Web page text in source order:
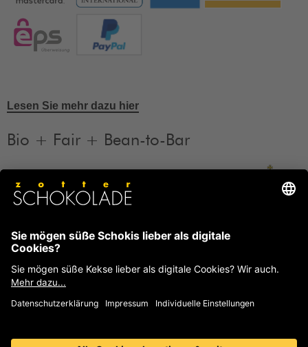
Lesen Sie mehr dazu hier
Bio + Fair + Bean-to-Bar
Informationen
FAQ
Häufige Fragen und Antworten von Zotter